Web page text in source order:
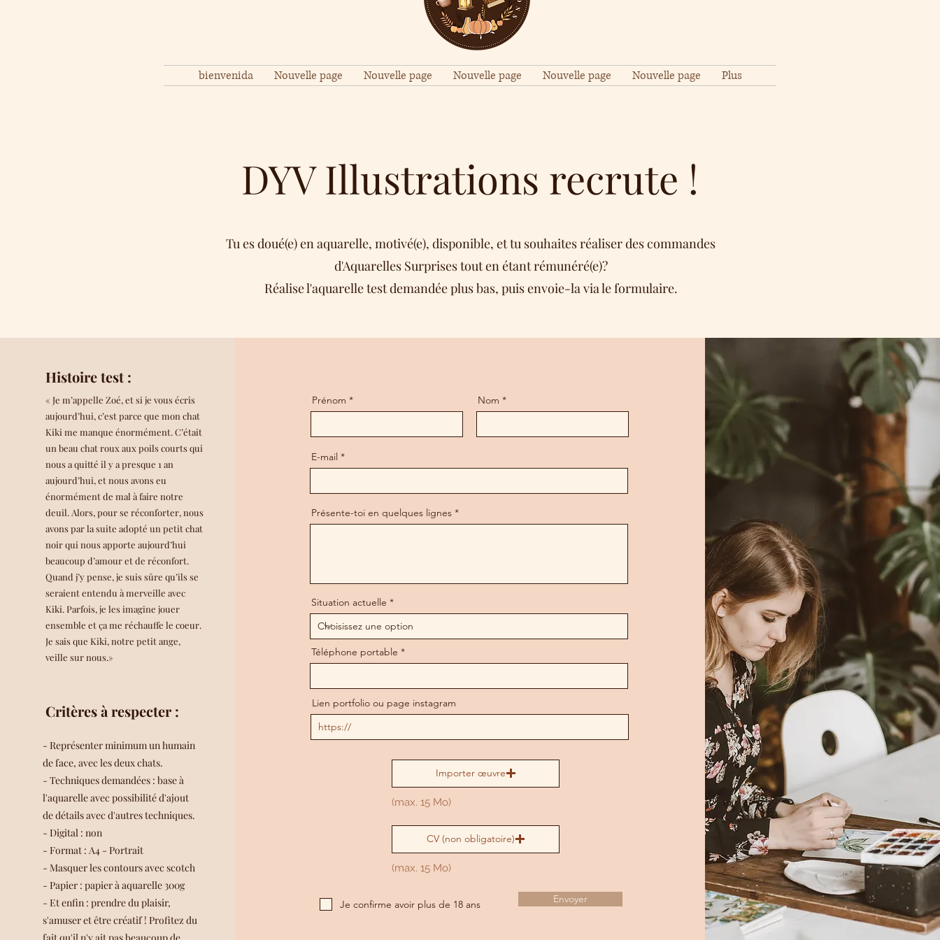
bienvenida Nouvelle page Nouvelle page Nouvelle page Nouvelle page Nouvelle page Plus
DYV Illustrations recrute !
Tu es doué(e) en aquarelle, motivé(e), disponible, et tu souhaites réaliser des commandes
d'Aquarelles Surprises tout en étant rémunéré(e)?
Réalise l'aquarelle test demandée plus bas, puis envoie-la via le formulaire.
Histoire test :
« Je m’appelle Zoé, et si je vous écris
aujourd’hui, c’est parce que mon chat
Kiki me manque énormément. C’était
un beau chat roux aux poils courts qui
nous a quitté il y a presque 1 an
aujourd’hui, et nous avons eu
énormément de mal à faire notre
deuil. Alors, pour se réconforter, nous
avons par la suite adopté un petit chat
noir qui nous apporte aujourd’hui
beaucoup d’amour et de réconfort.
Quand j’y pense, je suis sûre qu’ils se
seraient entendu à merveille avec
Kiki. Parfois, je les imagine jouer
ensemble et ça me réchauffe le coeur.
Je sais que Kiki, notre petit ange,
veille sur nous.»
Critères à respecter :
- Représenter minimum un humain
de face, avec les deux chats.
- Techniques demandées : base à
l'aquarelle avec possibilité d'ajout
de détails avec d'autres techniques.
- Digital : non
- Format : A4 - Portrait
- Masquer les contours avec scotch
- Papier : papier à aquarelle 300g
- Et enfin : prendre du plaisir,
s'amuser et être créatif ! Profitez du
fait qu'il n'y ait pas beaucoup de
Prénom Nom
E-mail
Présente-toi en quelques lignes
Situation actuelle
Téléphone portable
Lien portfolio ou page instagram
Importer œuvre
(max. 15 Mo)
CV (non obligatoire)
(max. 15 Mo)
Je confirme avoir plus de 18 ans Envoyer